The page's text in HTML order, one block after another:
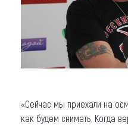
«Сейчас мы приехали на
как будем снимать. Когда